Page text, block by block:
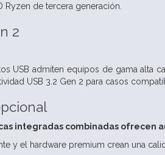
Ryzen de tercera generación.
2
USB admiten equipos de gama alta
USB 3.2 Gen 2 para casos
integradas combinadas ofrecen
y el hardware premium crean una